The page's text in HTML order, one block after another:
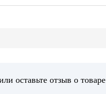
оставьте отзыв о товаре